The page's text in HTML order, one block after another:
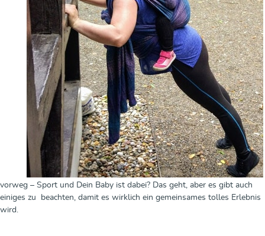
vorweg – Sport und Dein Baby ist dabei? Das geht, aber es gibt auch
einiges zu beachten, damit es wirklich ein gemeinsames tolles Erlebnis
wird.